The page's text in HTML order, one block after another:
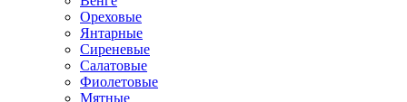
Ореховые
Янтарные
Сиреневые
Салатовые
Фиолетовые
Мятные